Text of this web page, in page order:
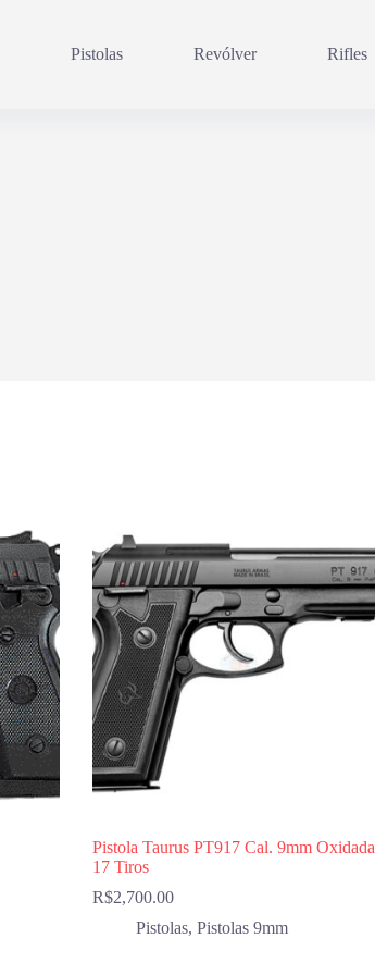
Pistolas Revólver Rifles
Pistola Taurus PT917 Cal. 9mm Oxidada
17 Tiros
R$2,700.00
Pistolas, Pistolas 9mm